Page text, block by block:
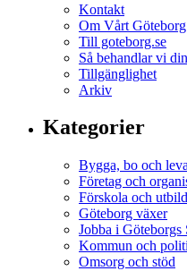
Kontakt
Om Vårt Göteborg
Till goteborg.se
Så behandlar vi
Tillgänglighet
Arkiv
Kategorier
Bygga, bo och
Företag och
Förskola och
Göteborg växer
Jobba i Göteborgs
Kommun och
Omsorg och stöd